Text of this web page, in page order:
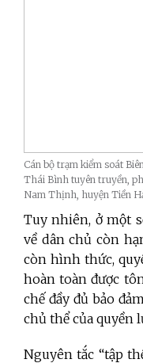
Cán bộ trạm kiểm soát
Thái Bình tuyên truyền,
Nam Thịnh, huyện Tiền
Tuy nhiên, ở một
về dân chủ còn
còn hình thức,
hoàn toàn được
chế đầy đủ bảo
chủ thể của quyền
Nguyên tắc “tập